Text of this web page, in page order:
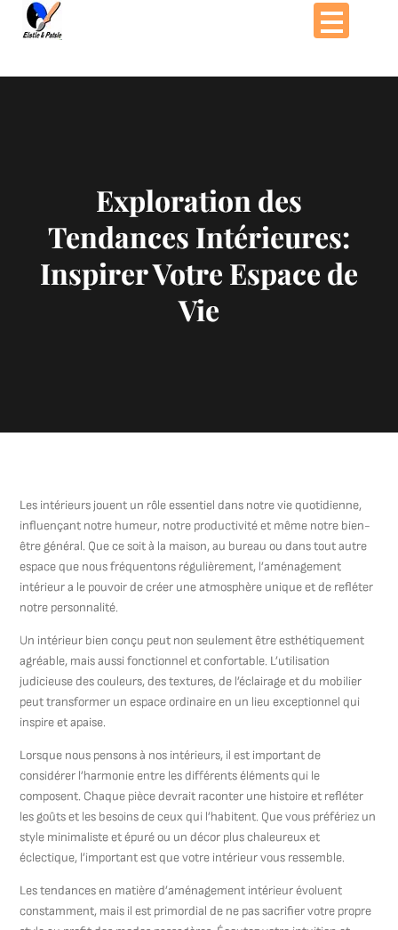
Passer
Exploration des
Tendances Intérieures:
Inspirer Votre Espace de
Vie
Les intérieurs jouent un rôle essentiel dans notre vie quotidienne,
influençant notre humeur, notre productivité et même notre bien-
être général. Que ce soit à la maison, au bureau ou dans tout autre
espace que nous fréquentons régulièrement, l’aménagement
intérieur a le pouvoir de créer une atmosphère unique et de refléter
notre personnalité.
Un intérieur bien conçu peut non seulement être esthétiquement
agréable, mais aussi fonctionnel et confortable. L’utilisation
judicieuse des couleurs, des textures, de l’éclairage et du mobilier
peut transformer un espace ordinaire en un lieu exceptionnel qui
inspire et apaise.
Lorsque nous pensons à nos intérieurs, il est important de
considérer l’harmonie entre les différents éléments qui le
composent. Chaque pièce devrait raconter une histoire et refléter
les goûts et les besoins de ceux qui l’habitent. Que vous préfériez un
style minimaliste et épuré ou un décor plus chaleureux et
éclectique, l’important est que votre intérieur vous ressemble.
Les tendances en matière d’aménagement intérieur évoluent
constamment, mais il est primordial de ne pas sacrifier votre propre